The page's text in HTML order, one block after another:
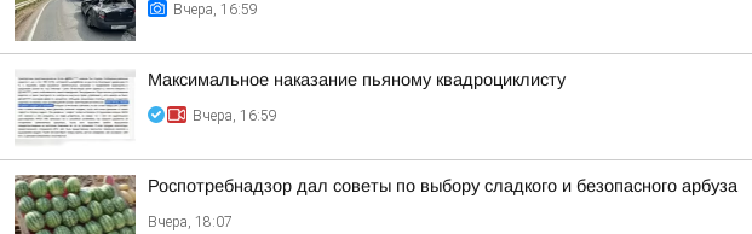
Вчера, 16:59
Максимальное наказание пьяному квадроциклисту
Вчера, 16:59
Роспотребнадзор дал советы по выбору сладкого и безопасного арбуза
Вчера, 18:07